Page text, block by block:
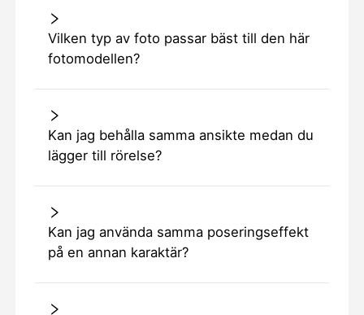
Vilken typ av foto passar bäst till den här
fotomodellen?
Kan jag behålla samma ansikte medan du
lägger till rörelse?
Kan jag använda samma poseringseffekt
på en annan karaktär?